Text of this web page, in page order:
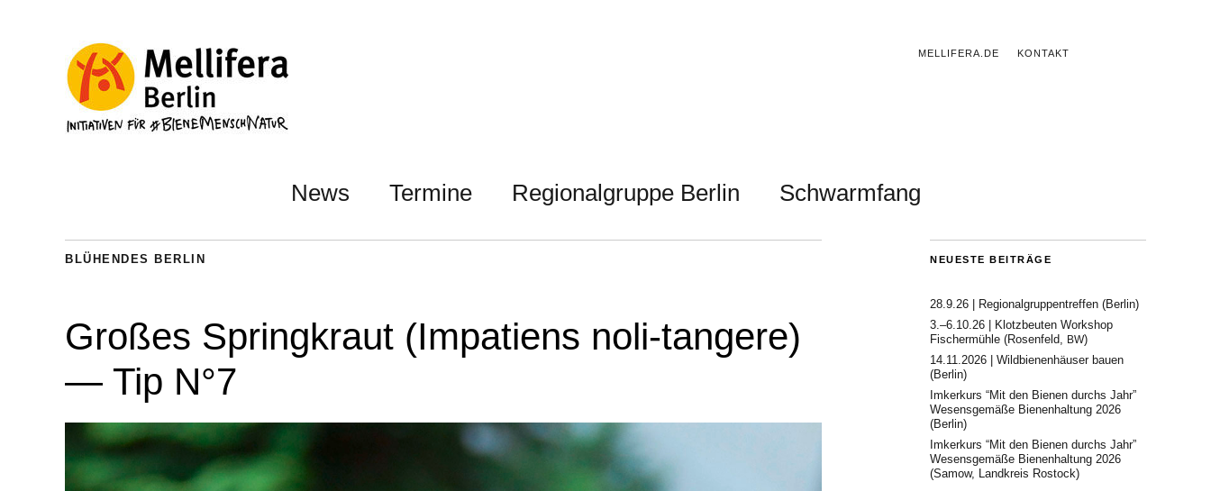
MELLIFERA.DE KONTAKT
News Termine Regionalgruppe Berlin Schwarmfang
BLÜHENDES BERLIN
Großes Springkraut (Impatiens noli-tangere)
— Tip N°7
NEUESTE BEITRÄGE
28.9.26 | Regionalgruppentreffen (Berlin)
3.–6.10.26 | Klotzbeuten Workshop
Fischermühle (Rosenfeld, BW)
14.11.2026 | Wildbienenhäuser bauen
(Berlin)
Imkerkurs “Mit den Bienen durchs Jahr”
Wesensgemäße Bienenhaltung 2026
(Berlin)
Imkerkurs “Mit den Bienen durchs Jahr”
Wesensgemäße Bienenhaltung 2026
(Samow, Landkreis Rostock)